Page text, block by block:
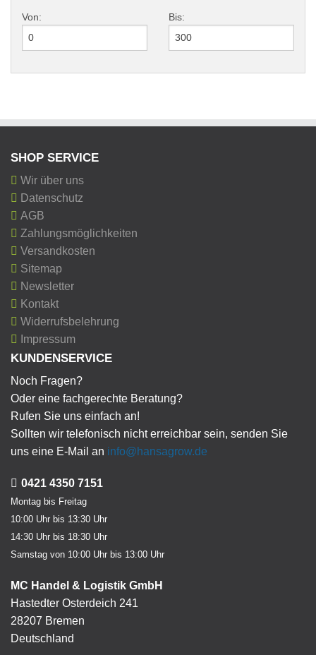
Von: Bis:
SHOP SERVICE
Wir über uns
Datenschutz
AGB
Zahlungsmöglichkeiten
Versandkosten
Sitemap
Newsletter
Kontakt
Widerrufsbelehrung
Impressum
KUNDENSERVICE
Noch Fragen?
Oder eine fachgerechte Beratung?
Rufen Sie uns einfach an!
Sollten wir telefonisch nicht erreichbar sein, senden Sie
uns eine E-Mail an info@hansagrow.de
0421 4350 7151
Montag bis Freitag
10:00 Uhr bis 13:30 Uhr
14:30 Uhr bis 18:30 Uhr
Samstag von 10:00 Uhr bis 13:00 Uhr
MC Handel & Logistik GmbH
Hastedter Osterdeich 241
28207 Bremen
Deutschland